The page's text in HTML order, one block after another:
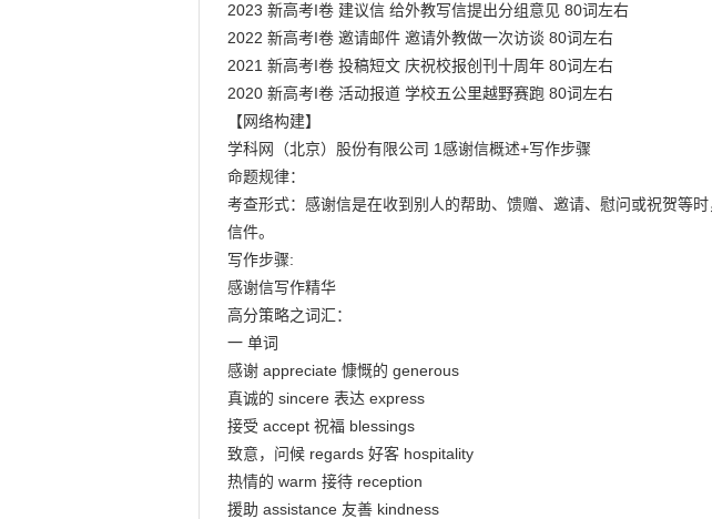
2023 新高考I卷 建议信 给外教写信提出分组意见 80词左右
2022 新高考I卷 邀请邮件 邀请外教做一次访谈 80词左右
2021 新高考I卷 投稿短文 庆祝校报创刊十周年 80词左右
2020 新高考I卷 活动报道 学校五公里越野赛跑 80词左右
【网络构建】
学科网（北京）股份有限公司 1感谢信概述+写作步骤
命题规律：
考查形式：感谢信是在收到别人的帮助、馈赠、邀请、慰问或祝贺等
信件。
写作步骤:
感谢信写作精华
高分策略之词汇：
一 单词
感谢 appreciate 慷慨的 generous
真诚的 sincere 表达 express
接受 accept 祝福 blessings
致意，问候 regards 好客 hospitality
热情的 warm 接待 reception
援助 assistance 友善 kindness